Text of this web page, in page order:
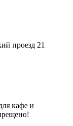
проезд 21
кафе и